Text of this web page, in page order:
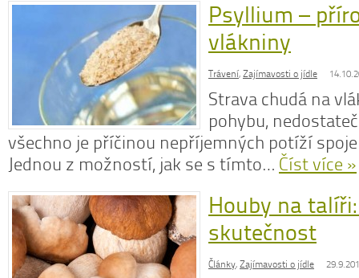
Psyllium –
vlákniny
Trávení, Zajímavosti o jídle
Strava chudá na
pohybu,
všechno je příčinou nepříjemných potíží
Jednou z možností, jak se s tímto… Číst více »
Houby na
skutečnost
Články, Zajímavosti o jídle